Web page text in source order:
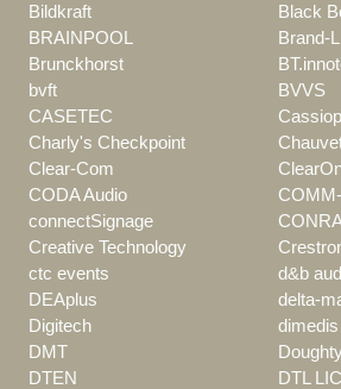
Bildkraft
Black
BRAINPOOL
Brand-L
Brunckhorst
bvft
BVVS
CASETEC
Charly's Checkpoint
Clear-Com
CODA Audio
connectSignage
Creative Technology
ctc events
d&b
DEAplus
delta-
Digitech
dimedis
DMT
DTEN
DTL